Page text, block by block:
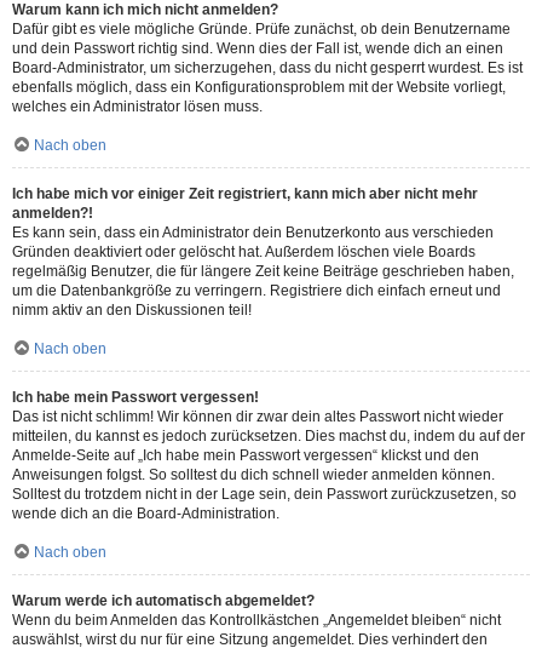
Warum kann ich mich nicht anmelden?
Dafür gibt es viele mögliche Gründe. Prüfe zunächst, ob dein Benutzername
und dein Passwort richtig sind. Wenn dies der Fall ist, wende dich an einen
Board-Administrator, um sicherzugehen, dass du nicht gesperrt wurdest. Es ist
ebenfalls möglich, dass ein Konfigurationsproblem mit der Website vorliegt,
welches ein Administrator lösen muss.
Nach oben
Ich habe mich vor einiger Zeit registriert, kann mich aber nicht mehr
anmelden?!
Es kann sein, dass ein Administrator dein Benutzerkonto aus verschieden
Gründen deaktiviert oder gelöscht hat. Außerdem löschen viele Boards
regelmäßig Benutzer, die für längere Zeit keine Beiträge geschrieben haben,
um die Datenbankgröße zu verringern. Registriere dich einfach erneut und
nimm aktiv an den Diskussionen teil!
Nach oben
Ich habe mein Passwort vergessen!
Das ist nicht schlimm! Wir können dir zwar dein altes Passwort nicht wieder
mitteilen, du kannst es jedoch zurücksetzen. Dies machst du, indem du auf der
Anmelde-Seite auf „Ich habe mein Passwort vergessen“ klickst und den
Anweisungen folgst. So solltest du dich schnell wieder anmelden können.
Solltest du trotzdem nicht in der Lage sein, dein Passwort zurückzusetzen, so
wende dich an die Board-Administration.
Nach oben
Warum werde ich automatisch abgemeldet?
Wenn du beim Anmelden das Kontrollkästchen „Angemeldet bleiben“ nicht
auswählst, wirst du nur für eine Sitzung angemeldet. Dies verhindert den